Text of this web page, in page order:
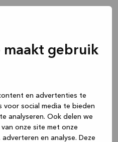
maakt gebruik
en advertenties te
voor social media te bieden
analyseren. Ook delen we
onze site met onze
en analyse. Deze